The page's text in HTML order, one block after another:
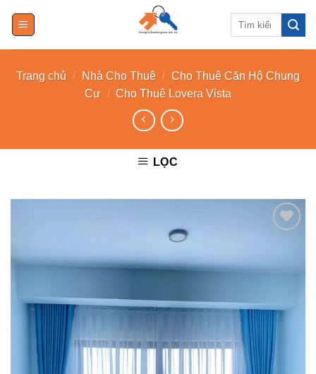
Tìm
Trang chủ / Nhà Cho Thuê / Cho Thuê Căn Hộ Chung
Cư / Cho Thuê Lovera Vista
LỌC